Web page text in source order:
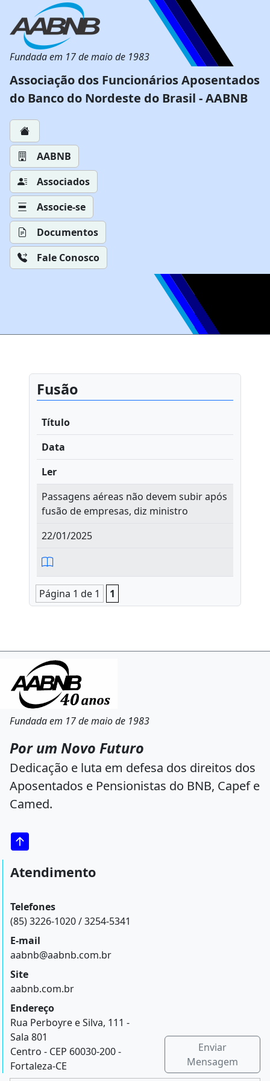
Fundada em 17 de maio de 1983
Associação dos Funcionários Aposentados
do Banco do Nordeste do Brasil - AABNB
AABNB
Associados
Associe-se
Documentos
Fale Conosco
Fusão
Título
Data
Ler
Passagens aéreas não devem subir após
fusão de empresas, diz ministro
22/01/2025
Página 1 de 1 1
Fundada em 17 de maio de 1983
Por um Novo Futuro
Dedicação e luta em defesa dos direitos dos
Aposentados e Pensionistas do BNB, Capef e
Camed.
Atendimento
Telefones
(85) 3226-1020 / 3254-5341
E-mail
aabnb@aabnb.com.br
Site
aabnb.com.br
Endereço
Rua Perboyre e Silva, 111 -
Sala 801
Centro - CEP 60030-200 -
Fortaleza-CE
Enviar
Mensagem